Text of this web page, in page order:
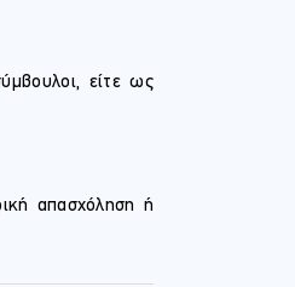
είτε ως
απασχόληση ή